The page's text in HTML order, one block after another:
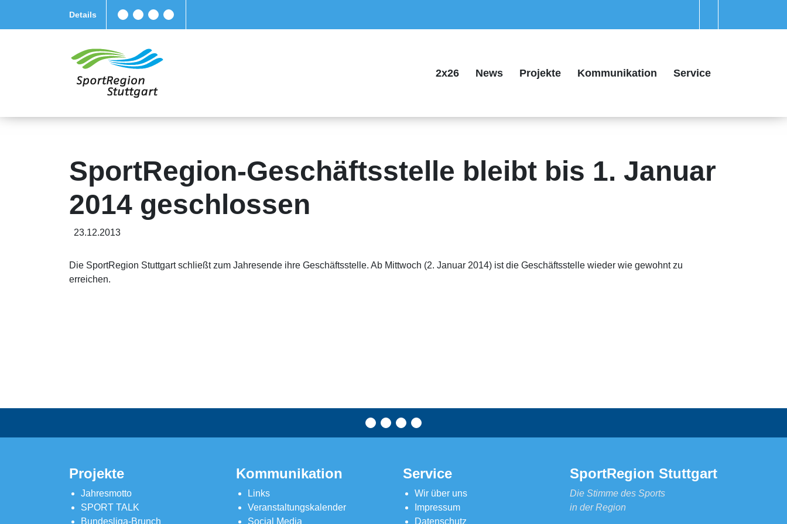
Details
2x26 News Projekte Kommunikation Service
SportRegion-Geschäftsstelle bleibt bis 1. Januar
2014 geschlossen
23.12.2013
Die SportRegion Stuttgart schließt zum Jahresende ihre Geschäftsstelle. Ab Mittwoch (2. Januar 2014) ist die Geschäftsstelle wieder wie gewohnt zu
erreichen.
Projekte
Jahresmotto
SPORT TALK
Bundesliga-Brunch
Kommunikation
Links
Veranstaltungskalender
Social Media
Service
Wir über uns
Impressum
Datenschutz
SportRegion Stuttgart
Die Stimme des Sports
in der Region